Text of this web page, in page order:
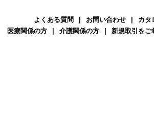
よくある質問 お問い合わせ
カタ
医療関係の方
介護関係の方 新規取引をご